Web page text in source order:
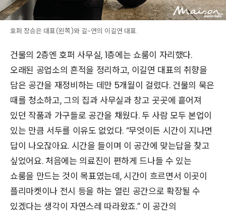
호퍼 장승은 대표(왼쪽)와 길-연의 이길연 대표.
건물의 2층엔 호퍼 사무실, 1층에는 쇼룸이 자리했다.
오래된 공업소의 흔적을 정리하고, 이길연 대표의 취향을
담은 공간을 재정비하는 데만 5개월이 걸렸다. 건물의 묵은
때를 청소하고, 그의 집과 사무실과 창고 곳곳에 흩어져
있던 작품과 가구들로 공간을 채웠다. 두 사람 모두 본업이
있는 만큼 서두를 이유도 없었다. “무엇이든 시간이 지나면
답이 나오잖아요. 시간을 들이며 이 공간에 맞는답을 찾고
싶었어요. 처음에는 의료진이 편하게 드나들 수 있는
쇼룸을 만드는 것이 목표였는데, 시간이 흐르면서 이곳이
플리마켓이나 전시 등을 하는 열린 공간으로 확장될 수
있겠다는 생각이 자연스레 따라왔죠.” 이 공간의